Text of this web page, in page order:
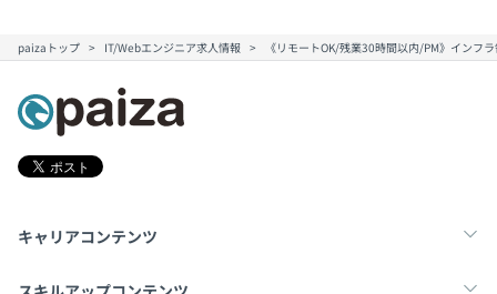
paizaトップ IT/Webエンジニア求人情報 《リモートOK/残業30時間以内/PM》インフ
キャリアコンテンツ
転職・キャリア